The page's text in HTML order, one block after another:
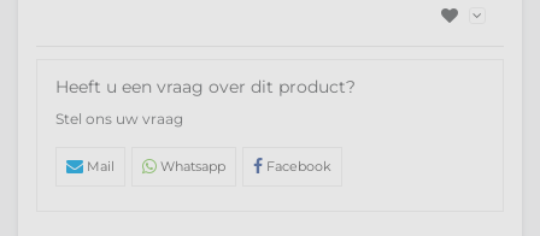
Heeft u een vraag over dit product?
Stel ons uw vraag
Mail Whatsapp Facebook